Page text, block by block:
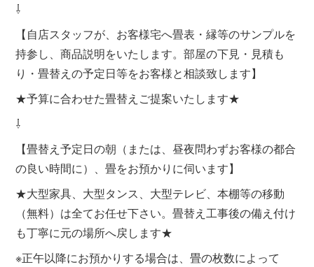
⇩
【自店スタッフが、お客様宅へ畳表・縁等のサンプルを
持参し、商品説明をいたします。部屋の下見・見積も
り・畳替えの予定日等をお客様と相談致します】
★予算に合わせた畳替えご提案いたします★
⇩
【畳替え予定日の朝（または、昼夜問わずお客様の都合
の良い時間に）、畳をお預かりに伺います】
★大型家具、大型タンス、大型テレビ、本棚等の移動
（無料）は全てお任せ下さい。畳替え工事後の備え付け
も丁寧に元の場所へ戻します★
※正午以降にお預かりする場合は、畳の枚数によって